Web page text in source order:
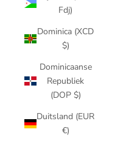
Fdj)
Dominica (XCD
$)
Dominicaanse
Republiek
(DOP $)
Duitsland (EUR
€)